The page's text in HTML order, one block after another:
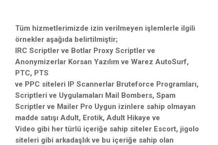
Tüm hizmetlerimizde izin verilmeyen işlemlerle ilgili
örnekler aşağıda belirtilmiştir;
IRC Scriptler ve Botlar Proxy Scriptler ve
Anonymizerlar Korsan Yazılım ve Warez AutoSurf,
PTC, PTS
ve PPC siteleri IP Scannerlar Bruteforce Programları,
Scriptleri ve Uygulamaları Mail Bombers, Spam
Scriptler ve Mailer Pro Uygun izinlere sahip olmayan
madde satışı Adult, Erotik, Adult Hikaye ve
Video gibi her türlü içeriğe sahip siteler Escort, jigolo
siteleri gibi arkadaşlık ve bu içeriğe sahip olan